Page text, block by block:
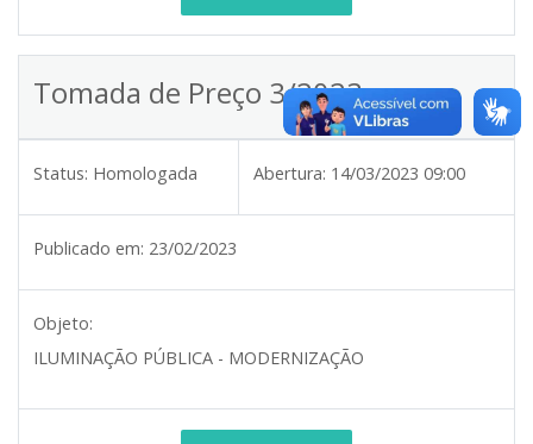
Tomada de Preço 3/2023
Status: Homologada Abertura: 14/03/2023 09:00
Publicado em: 23/02/2023
Objeto:
ILUMINAÇÃO PÚBLICA - MODERNIZAÇÃO